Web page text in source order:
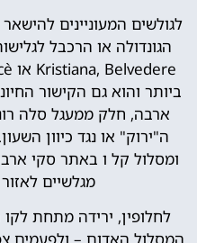
לגולשים המעוניינים
הגונדולה או הרכבל
ביותר והוא גם הקישור
ארבה, חלק ממעגל סלה
ה"ירוק" או נגד כיוון
ומסלול קל ו באתר סקי
מגלשיים
לחלופין, ירידה מתחת